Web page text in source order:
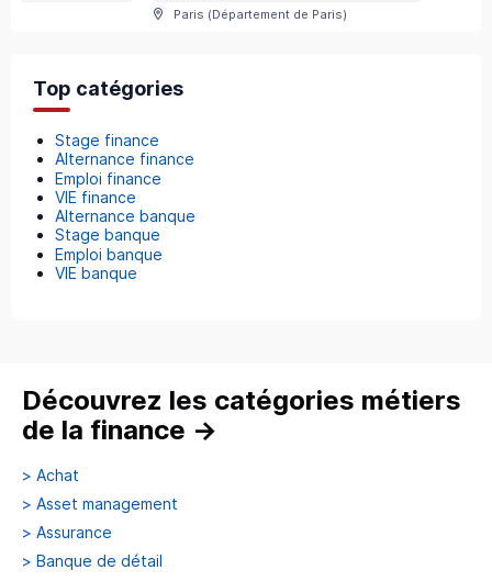
Paris (Département de Paris)
Top catégories
Stage finance
Alternance finance
Emploi finance
VIE finance
Alternance banque
Stage banque
Emploi banque
VIE banque
Découvrez les catégories métiers
de la finance →
> Achat
> Asset management
> Assurance
> Banque de détail